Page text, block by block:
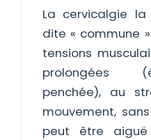
La cervicalgie
dite « commune
tensions
prolongées
penchée), au
mouvement,
peut être aiguë